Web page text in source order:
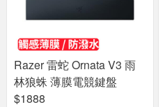
Razer 雷蛇 Ornata V3 雨
林狼蛛 薄膜電競鍵盤
$1888